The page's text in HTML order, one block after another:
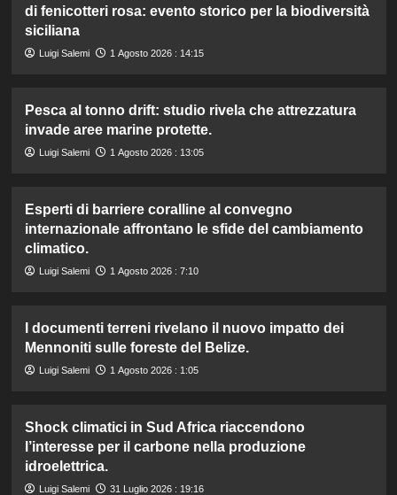
di fenicotteri rosa: evento storico per la biodiversità
siciliana
Luigi Salemi 1 Agosto 2026 : 14:15
Pesca al tonno drift: studio rivela che attrezzatura
invade aree marine protette.
Luigi Salemi 1 Agosto 2026 : 13:05
Esperti di barriere coralline al convegno
internazionale affrontano le sfide del cambiamento
climatico.
Luigi Salemi 1 Agosto 2026 : 7:10
I documenti terreni rivelano il nuovo impatto dei
Mennoniti sulle foreste del Belize.
Luigi Salemi 1 Agosto 2026 : 1:05
Shock climatici in Sud Africa riaccendono
l’interesse per il carbone nella produzione
idroelettrica.
Luigi Salemi 31 Luglio 2026 : 19:16